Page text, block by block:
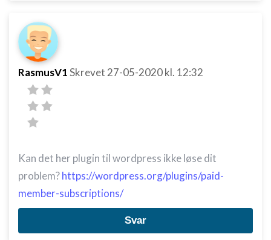
RasmusV1Skrevet 27-05-2020kl. 12:32
Kan det her plugin til wordpress ikke løse dit
problem?https://wordpress.org/plugins/paid-
member-subscriptions/
Svar